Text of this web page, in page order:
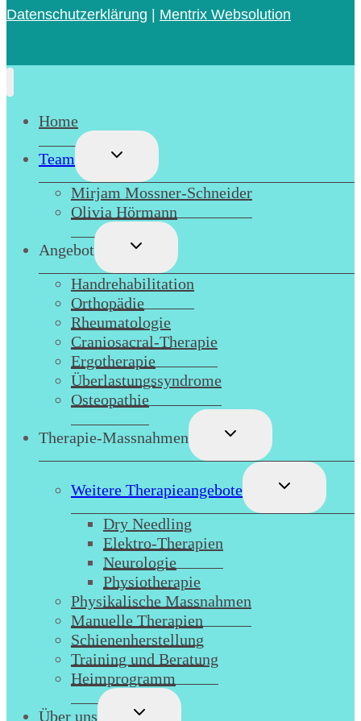
Datenschutzerklärung
Mentrix Websolution
Home
Team
Untermenü
umschalten
Mirjam Mossner-Schneider
Olivia Hörmann
Angebot
Untermenü
umschalten
Handrehabilitation
Orthopädie
Rheumatologie
Craniosacral-Therapie
Ergotherapie
Überlastungssyndrome
Osteopathie
Therapie-Massnahmen
Untermenü
umschalten
Weitere Therapieangebote
Untermenü
umschalten
Dry Needling
Elektro-Therapien
Neurologie
Physiotherapie
Physikalische Massnahmen
Manuelle Therapien
Schienenherstellung
Training und Beratung
Heimprogramm
Über uns
Untermenü